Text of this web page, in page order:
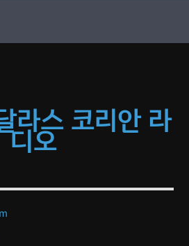
라스 코리안 라
디오